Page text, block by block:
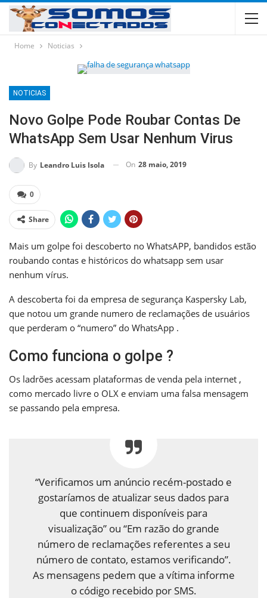
Home Noticias
NOTICIAS
Novo Golpe Pode Roubar Contas De
WhatsApp Sem Usar Nenhum Virus
By Leandro Luis Isola On 28 maio, 2019
0
Share
Mais um golpe foi descoberto no WhatsAPP, bandidos estão
roubando contas e históricos do whatsapp sem usar
nenhum vírus.
A descoberta foi da empresa de segurança Kaspersky Lab,
que notou um grande numero de reclamações de usuários
que perderam o “numero” do WhatsApp .
Como funciona o golpe ?
Os ladrões acessam plataformas de venda pela internet ,
como mercado livre o OLX e enviam uma falsa mensagem
se passando pela empresa.
“Verificamos um anúncio recém-postado e
gostaríamos de atualizar seus dados para
que continuem disponíveis para
visualização” ou “Em razão do grande
número de reclamações referentes a seu
número de contato, estamos verificando”.
As mensagens pedem que a vítima informe
o código recebido por SMS.